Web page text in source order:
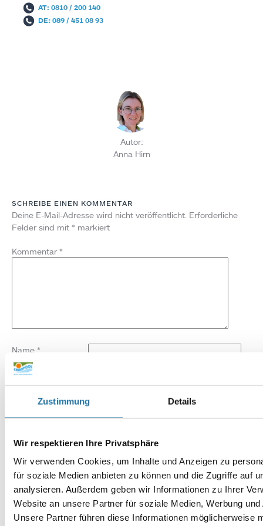
Zustimmung Details
Wir respektieren Ihre Privatsphäre
Wir verwenden Cookies, um Inhalte und Anzeigen zu
für soziale Medien anbieten zu können und die Zugriffe auf
analysieren. Außerdem geben wir Informationen zu Ihrer
Website an unsere Partner für soziale Medien, Werbung
Unsere Partner führen diese Informationen möglicherweise
AT: 0810 / 200 140
DE: 089 / 451 08 93
Autor:
Anna Hirn
SCHREIBE EINEN KOMMENTAR
Deine E-Mail-Adresse wird nicht veröffentlicht. Erforderliche
Felder sind mit * markiert
Kommentar *
Name *